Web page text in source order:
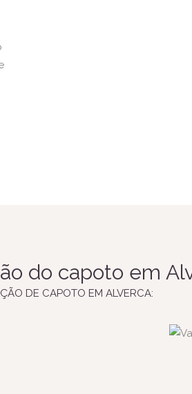
do capoto em
DE CAPOTO EM ALVERCA: